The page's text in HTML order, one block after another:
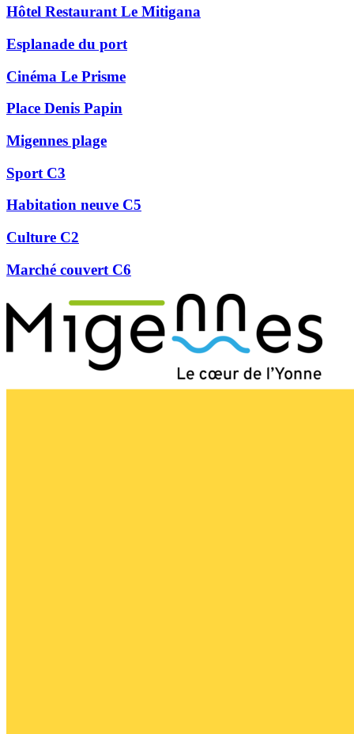
Hôtel Restaurant Le Mitigana
Esplanade du port
Cinéma Le Prisme
Place Denis Papin
Migennes plage
Sport C3
Habitation neuve C5
Culture C2
Marché couvert C6
Précédent
Suivant